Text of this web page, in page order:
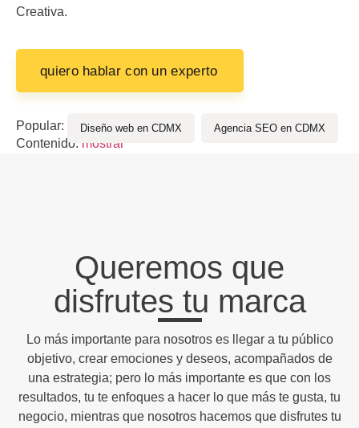
Creativa.
quiero hablar con un experto
Popular: Diseño web en CDMX Agencia SEO en CDMX
Contenido: mostrar
Queremos que
disfrutes tu marca
Lo más importante para nosotros es llegar a tu público
objetivo, crear emociones y deseos, acompañados de
una estrategia; pero lo más importante es que con los
resultados, tu te enfoques a hacer lo que más te gusta, tu
negocio, mientras que nosotros hacemos que disfrutes tu